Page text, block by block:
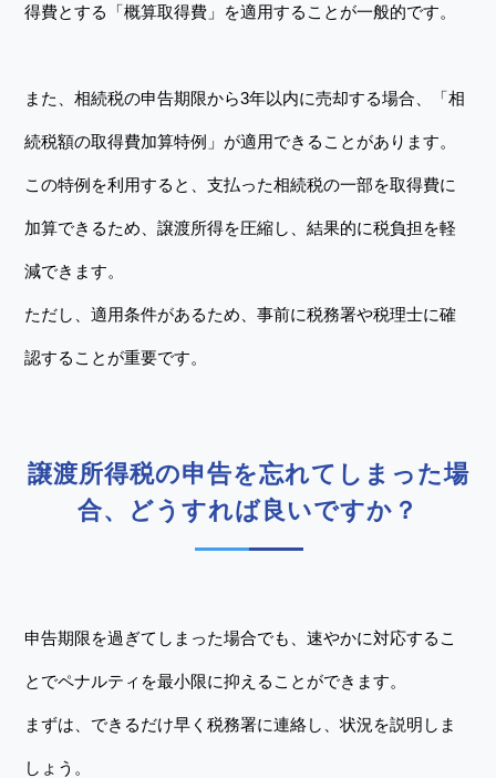
得費とする「概算取得費」を適用することが一般的です。
また、相続税の申告期限から3年以内に売却する場合、「相
続税額の取得費加算特例」が適用できることがあります。
この特例を利用すると、支払った相続税の一部を取得費に
加算できるため、譲渡所得を圧縮し、結果的に税負担を軽
減できます。
ただし、適用条件があるため、事前に税務署や税理士に確
認することが重要です。
譲渡所得税の申告を忘れてしまった場
合、どうすれば良いですか？
申告期限を過ぎてしまった場合でも、速やかに対応するこ
とでペナルティを最小限に抑えることができます。
まずは、できるだけ早く税務署に連絡し、状況を説明しま
しょう。